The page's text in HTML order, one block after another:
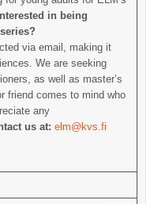
in being
via email, making it
We are seeking
as well as master’s
friend comes to mind who
any
us at: elm@kvs.fi